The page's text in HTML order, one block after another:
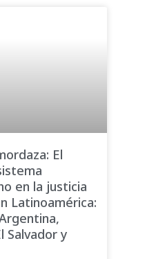
El
en la justicia
Latinoamérica:
Salvador y